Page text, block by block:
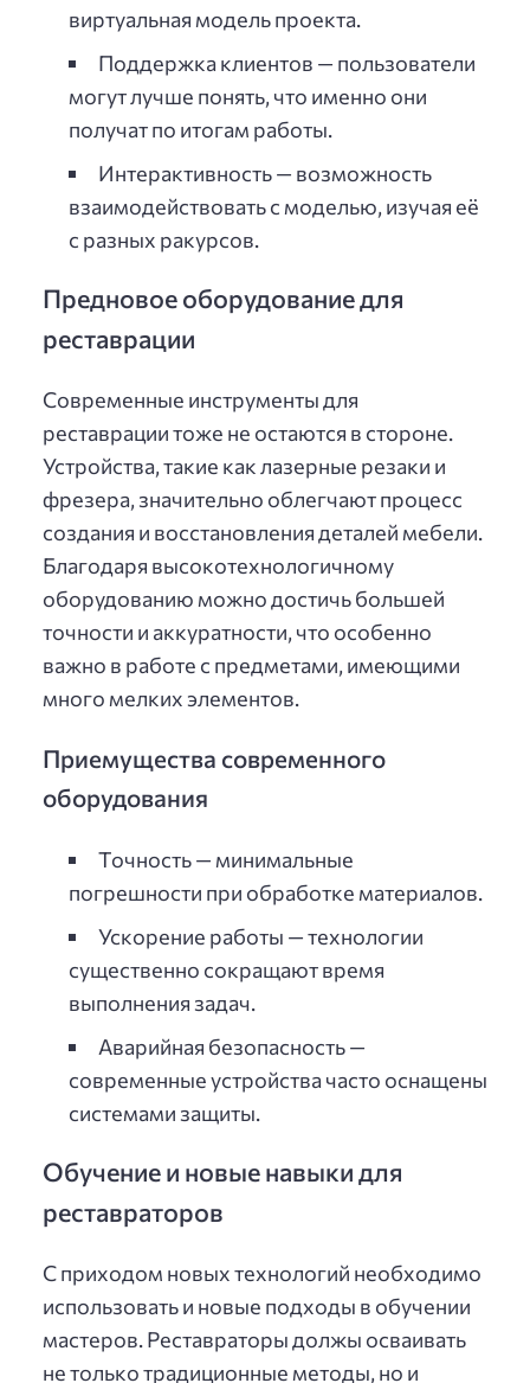
виртуальная модель проекта.
Поддержка клиентов — пользователи
могут лучше понять, что именно они
получат по итогам работы.
Интерактивность — возможность
взаимодействовать с моделью, изучая её
с разных ракурсов.
Предновое оборудование для
реставрации
Современные инструменты для
реставрации тоже не остаются в стороне.
Устройства, такие как лазерные резаки и
фрезера, значительно облегчают процесс
создания и восстановления деталей мебели.
Благодаря высокотехнологичному
оборудованию можно достичь большей
точности и аккуратности, что особенно
важно в работе с предметами, имеющими
много мелких элементов.
Приемущества современного
оборудования
Точность — минимальные
погрешности при обработке материалов.
Ускорение работы — технологии
существенно сокращают время
выполнения задач.
Аварийная безопасность —
современные устройства часто оснащены
системами защиты.
Обучение и новые навыки для
реставраторов
С приходом новых технологий необходимо
использовать и новые подходы в обучении
мастеров. Реставраторы должы осваивать
не только традиционные методы, но и